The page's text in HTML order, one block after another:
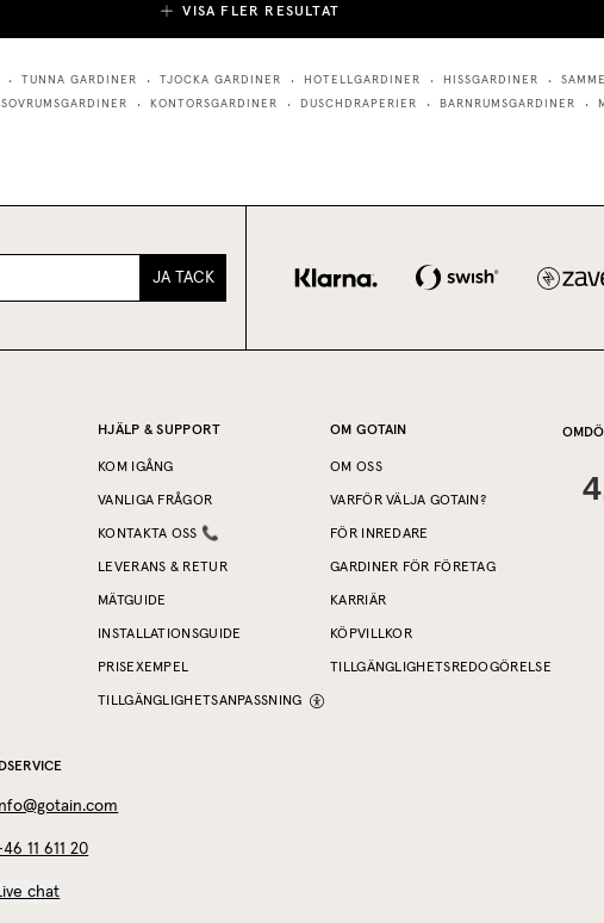
VISA FLER RESULTAT
• TUNNA GARDINER • TJOCKA GARDINER • HOTELLGARDINER • HISSGARDINER •
SOVRUMSGARDINER • KONTORSGARDINER • DUSCHDRAPERIER • BARNRUMSGARDINER •
JA TACK
HJÄLP & SUPPORT
KOM IGÅNG
VANLIGA FRÅGOR
KONTAKTA OSS 📞
LEVERANS & RETUR
MÄTGUIDE
INSTALLATIONSGUIDE
PRISEXEMPEL
TILLGÄNGLIGHETSANPASSNING
OM GOTAIN
OM OSS
VARFÖR VÄLJA GOTAIN?
FÖR INREDARE
GARDINER FÖR FÖRETAG
KARRIÄR
KÖPVILLKOR
TILLGÄNGLIGHETSREDOGÖRELSE
11 611 20
chat